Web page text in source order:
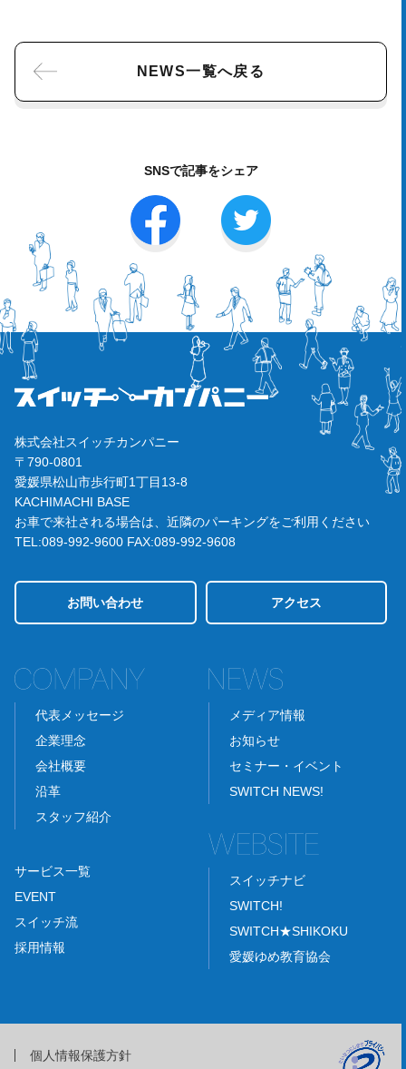
NEWS一覧へ戻る
SNSで記事をシェア
株式会社スイッチカンパニー
〒790-0801
愛媛県松山市歩行町1丁目13-8
KACHIMACHI BASE
お車で来社される場合は、近隣のパーキングをご利用ください
TEL:089-992-9600 FAX:089-992-9608
お問い合わせ アクセス
代表メッセージ
企業理念
会社概要
沿革
スタッフ紹介
サービス一覧
EVENT
スイッチ流
採用情報
メディア情報
お知らせ
セミナー・イベント
SWITCH NEWS!
スイッチナビ
SWITCH!
SWITCH★SHIKOKU
愛媛ゆめ教育協会
個人情報保護方針